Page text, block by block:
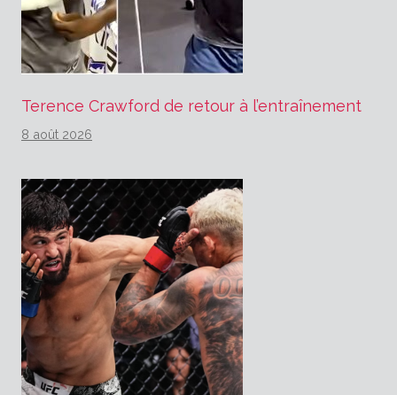
Terence Crawford de retour à l’entraînement
8 août 2026